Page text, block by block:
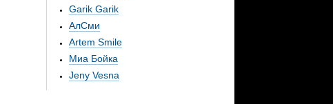
Garik Garik
АлСми
Artem Smile
Миа Бойка
Jeny Vesna